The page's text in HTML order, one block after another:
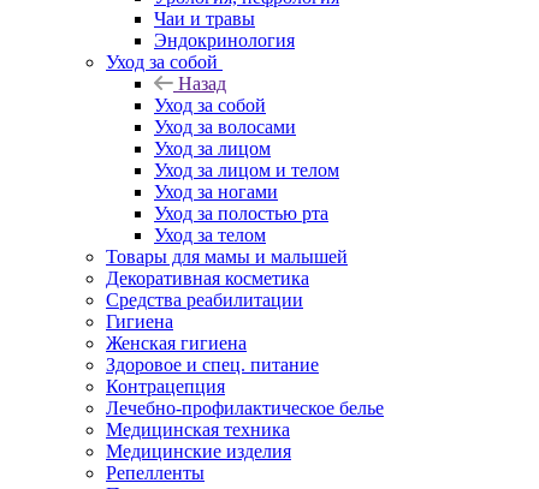
Чаи и травы
Эндокринология
Уход за собой
Назад
Уход за собой
Уход за волосами
Уход за лицом
Уход за лицом и телом
Уход за ногами
Уход за полостью рта
Уход за телом
Товары для мамы и малышей
Декоративная косметика
Средства реабилитации
Гигиена
Женская гигиена
Здоровое и спец. питание
Контрацепция
Лечебно-профилактическое белье
Медицинская техника
Медицинские изделия
Репелленты